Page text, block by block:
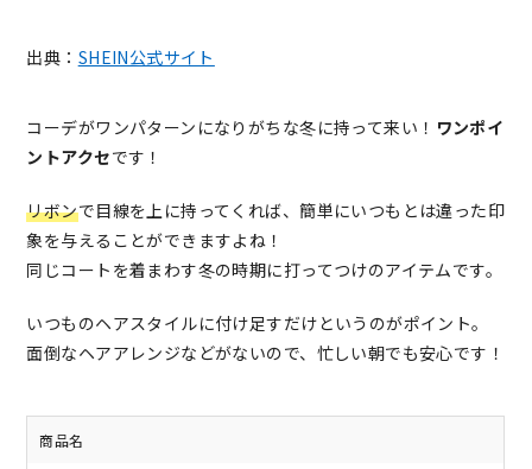
出典： SHEIN公式サイト
コーデがワンパターンになりがちな冬に持って来い！ ワンポイ
ントアクセです！
リボンで目線を上に持ってくれば、簡単にいつもとは違った印
象を与えることができますよね！
同じコートを着まわす冬の時期に打ってつけのアイテムです。
いつものヘアスタイルに付け足すだけというのがポイント。
面倒なヘアアレンジなどがないので、忙しい朝でも安心です！
商品名